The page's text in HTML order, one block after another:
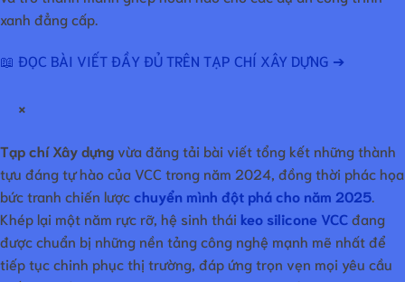
xanh đẳng cấp.
📖 ĐỌC BÀI VIẾT ĐẦY ĐỦ TRÊN TẠP CHÍ XÂY DỰNG ➔
×
Tạp chí Xây dựngvừa đăng tải bài viết tổng kết những thành
tựu đáng tự hào của VCC trong năm 2024, đồng thời phác họa
bức tranh chiến lượcchuyển mình đột phá cho năm 2025.
Khép lại một năm rực rỡ, hệ sinh thái keo silicone VCCđang
được chuẩn bị những nền tảng công nghệ mạnh mẽ nhất để
tiếp tục chinh phục thị trường, đáp ứng trọn vẹn mọi yêu cầu